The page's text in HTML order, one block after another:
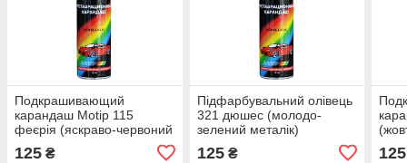
Подкрашивающий
карандаш Motip 115
феєрія (яскраво-червоний
125 ₴
Підфарбувальний олівець
321 дюшес (молодо-
зелений металік)
125₴ 125